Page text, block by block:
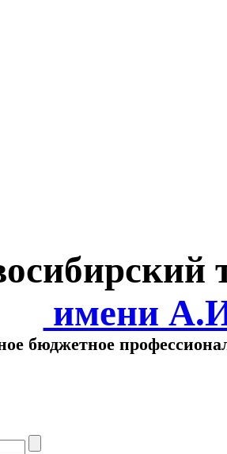
имени
бюджетное